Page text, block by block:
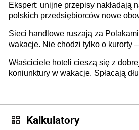
Ekspert: unijne przepisy nakładają
polskich przedsiębiorców nowe
Sieci handlowe ruszają za
wakacje. Nie chodzi tylko o kurorty
tam, gdzie wielu spędzi urlop po
Właściciele hoteli cieszą się z
koniunktury w wakacje. Spłacają
Kalkulatory